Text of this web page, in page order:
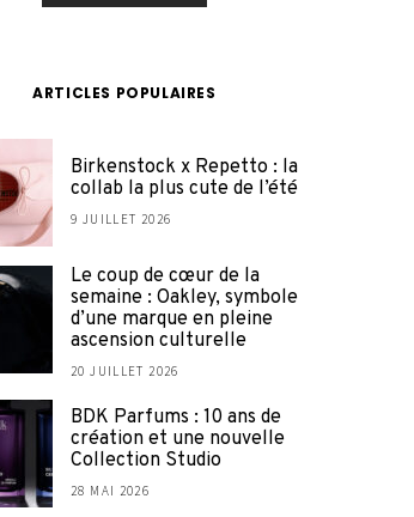
ARTICLES POPULAIRES
Birkenstock x Repetto : la
collab la plus cute de l’été
9 JUILLET 2026
Le coup de cœur de la
semaine : Oakley, symbole
d’une marque en pleine
ascension culturelle
20 JUILLET 2026
BDK Parfums : 10 ans de
création et une nouvelle
Collection Studio
28 MAI 2026